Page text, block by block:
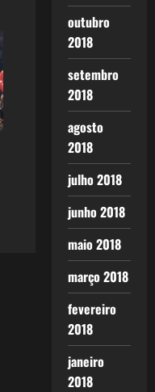
outubro
2018
setembro
2018
agosto
2018
julho 2018
junho 2018
maio 2018
março 2018
fevereiro
2018
janeiro
2018